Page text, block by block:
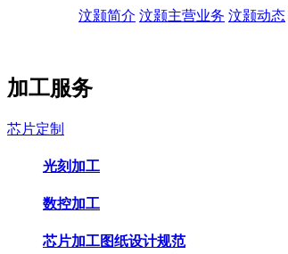
汶颢简介 汶颢主营业务 汶颢动态
加工服务
芯片定制
光刻加工
数控加工
芯片加工图纸设计规范